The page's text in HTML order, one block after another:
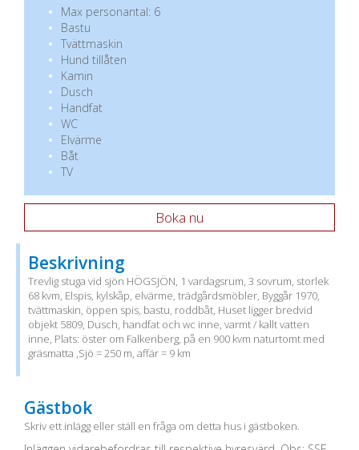
Max personantal: 6
Bastu
Tvättmaskin
Hund tillåten
Kamin
Dusch
Handfat
WC
Elvärme
Båt
TV
Boka nu
Beskrivning
Trevlig stuga vid sjön HÖGSJÖN, 1 vardagsrum, 3 sovrum, storlek
68 kvm, Elspis, kylskåp, elvärme, trädgårdsmöbler, Byggår 1970,
tvättmaskin, öppen spis, bastu, roddbåt, Huset ligger bredvid
objekt 5809, Dusch, handfat och wc inne, varmt / kallt vatten
inne, Plats: öster om Falkenberg, på en 900 kvm naturtomt med
gräsmatta ,Sjö = 250 m, affär = 9 km
Gästbok
Skriv ett inlägg eller ställ en fråga om detta hus i gästboken.